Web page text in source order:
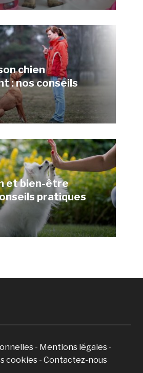
chien
: nos conseils
et bien-être
pratiques
- Mentions légales -
cookies - Contactez-nous